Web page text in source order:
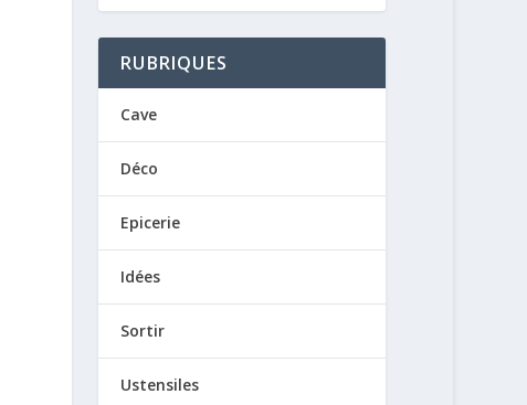
RUBRIQUES
Cave
Déco
Epicerie
Idées
Sortir
Ustensiles